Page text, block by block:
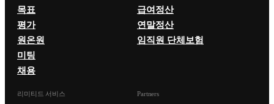
목표
평가
원온원
미팅
채용
급여정산
연말정산
임직원 단체보험
리미티드 서비스 Partners